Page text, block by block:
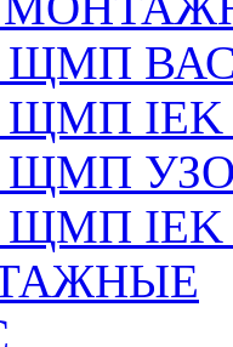
ВАС
IEK
IEK